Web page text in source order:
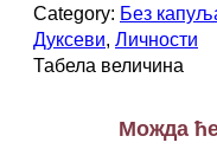
о
ј
ш
Category: Без
Дуксеви, Личности
Табела величина
Можда